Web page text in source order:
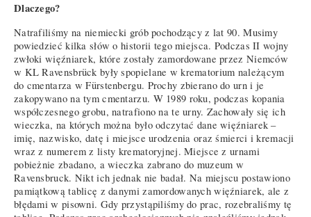
Dlaczego?
Natrafiliśmy na niemiecki grób pochodzący z lat 90. Musimy
powiedzieć kilka słów o historii tego miejsca. Podczas II wojny
zwłoki więźniarek, które zostały zamordowane przez Niemców
w KL Ravensbrück były spopielane w krematorium należącym
do cmentarza w Fürstenbergu. Prochy zbierano do urn i je
zakopywano na tym cmentarzu. W 1989 roku, podczas kopania
współczesnego grobu, natrafiono na te urny. Zachowały się ich
wieczka, na których można było odczytać dane więźniarek –
imię, nazwisko, datę i miejsce urodzenia oraz śmierci i kremacji
wraz z numerem z listy krematoryjnej. Miejsce z urnami
pobieżnie zbadano, a wieczka zabrano do muzeum w
Ravensbruck. Nikt ich jednak nie badał. Na miejscu postawiono
pamiątkową tablicę z danymi zamordowanych więźniarek, ale z
błędami w pisowni. Gdy przystąpiliśmy do prac, rozebraliśmy tę